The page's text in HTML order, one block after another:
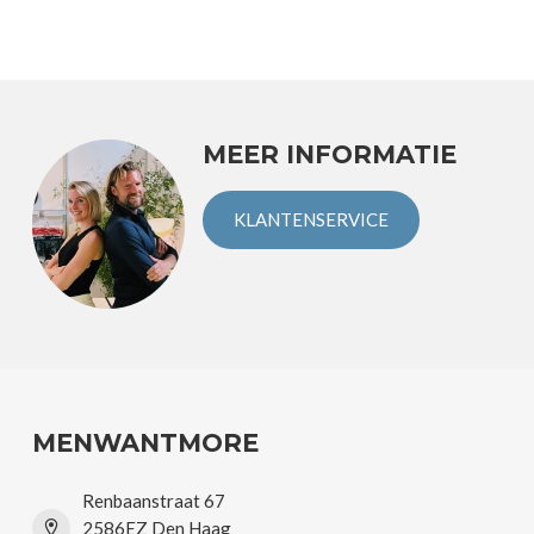
MEER INFORMATIE
KLANTENSERVICE
MENWANTMORE
Renbaanstraat 67
2586EZ Den Haag